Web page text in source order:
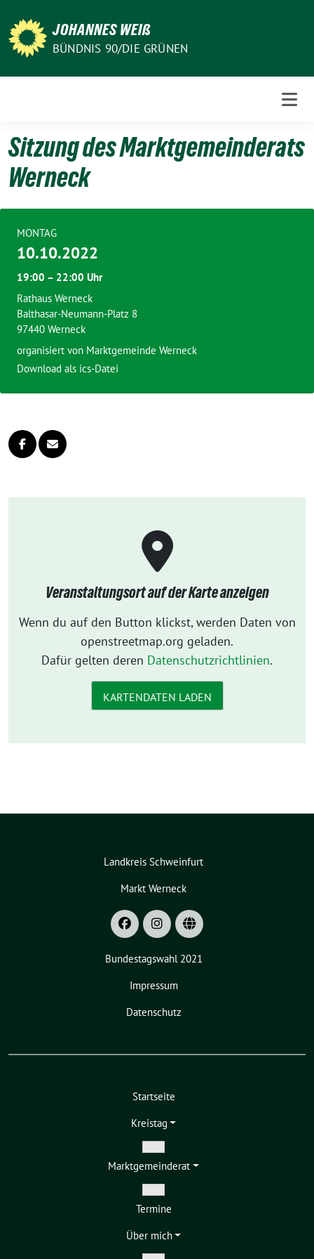
zum
Inhalt
JOHANNES WEIß
BÜNDNIS 90/DIE GRÜNEN
Sitzung des Marktgemeinderats
Werneck
MONTAG
10.10.2022
19:00 – 22:00 Uhr
Rathaus Werneck
Balthasar-Neumann-Platz 8
97440 Werneck
organisiert von Marktgemeinde Werneck
Download als ics-Datei
Veranstaltungsort auf der Karte anzeigen
Wenn du auf den Button klickst, werden Daten von
openstreetmap.org geladen.
Dafür gelten deren Datenschutzrichtlinien.
KARTENDATEN LADEN
Landkreis Schweinfurt
Markt Werneck
Bundestagswahl 2021
Impressum
Datenschutz
Startseite
Kreistag
Zeige
Untermenü
Markt­gemeinderat
Zeige
Untermenü
Termine
Über mich